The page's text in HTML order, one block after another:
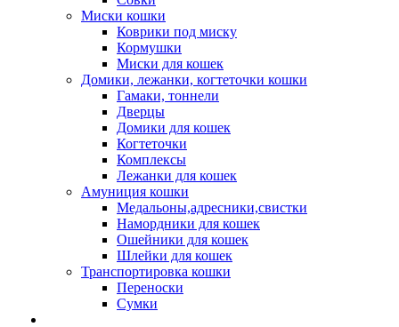
Миски кошки
Коврики под миску
Кормушки
Миски для кошек
Домики, лежанки, когтеточки кошки
Гамаки, тоннели
Дверцы
Домики для кошек
Когтеточки
Комплексы
Лежанки для кошек
Амуниция кошки
Медальоны,адресники,свистки
Намордники для кошек
Ошейники для кошек
Шлейки для кошек
Транспортировка кошки
Переноски
Сумки